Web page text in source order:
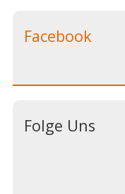
Facebook
Folge Uns